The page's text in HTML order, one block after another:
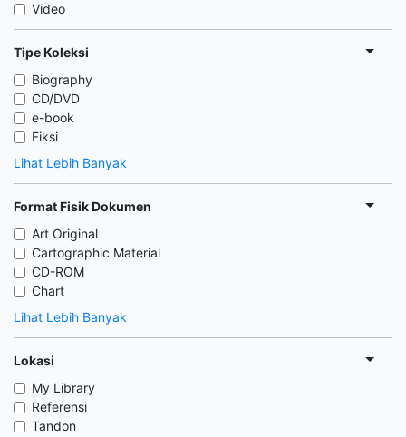
Video
Tipe Koleksi
Biography
CD/DVD
e-book
Fiksi
Lihat Lebih Banyak
Format Fisik Dokumen
Art Original
Cartographic Material
CD-ROM
Chart
Lihat Lebih Banyak
Lokasi
My Library
Referensi
Tandon